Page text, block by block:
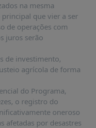
na mesma
que vier a ser
de operações com
juros serão
de investimento,
agrícola de forma
do Programa,
o registro do
oneroso
afetadas por desastres